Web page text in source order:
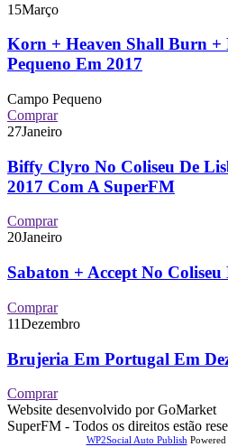
15Março
Korn + Heaven Shall Burn +
Pequeno Em 2017
Campo Pequeno
Comprar
27Janeiro
Biffy Clyro No Coliseu De
2017 Com A SuperFM
Comprar
20Janeiro
Sabaton + Accept No
Comprar
11Dezembro
Brujeria Em Portugal Em
Comprar
Website desenvolvido por GoMarket
SuperFM - Todos os direitos estão
WP2Social Auto Publish